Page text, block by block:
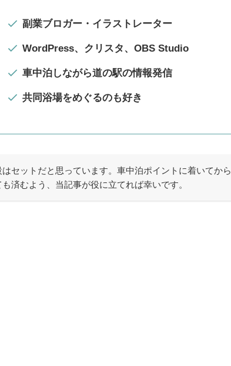
副業ブロガー・イラストレーター
WordPress、クリスタ、OBS Studio
車中泊しながら道の駅の情報発信
共同浴場をめぐるのも好き
セットだと思っています。車中泊ポイントに着いてから
済むよう、当記事が役に立てれば幸いです。